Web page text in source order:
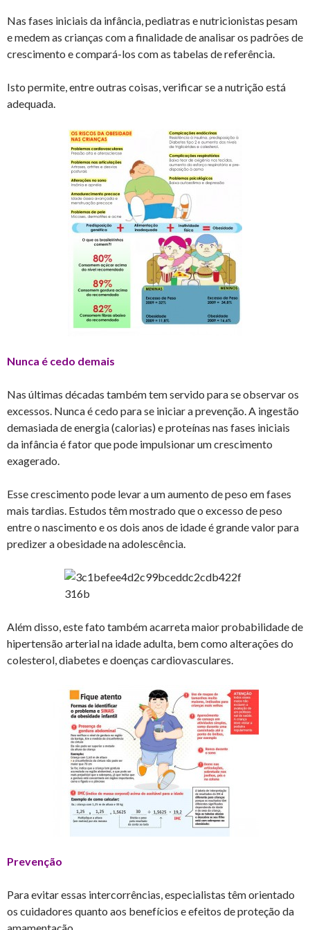
Nas fases iniciais da infância, pediatras e nutricionistas pesam
e medem as crianças com a finalidade de analisar os padrões de
crescimento e compará-los com as tabelas de referência.
Isto permite, entre outras coisas, verificar se a nutrição está
adequada.
Nunca é cedo demais
Nas últimas décadas também tem servido para se observar os
excessos. Nunca é cedo para se iniciar a prevenção. A ingestão
demasiada de energia (calorias) e proteínas nas fases iniciais
da infância é fator que pode impulsionar um crescimento
exagerado.
Esse crescimento pode levar a um aumento de peso em fases
mais tardias. Estudos têm mostrado que o excesso de peso
entre o nascimento e os dois anos de idade é grande valor para
predizer a obesidade na adolescência.
Além disso, este fato também acarreta maior probabilidade de
hipertensão arterial na idade adulta, bem como alterações do
colesterol, diabetes e doenças cardiovasculares.
Prevenção
Para evitar essas intercorrências, especialistas têm orientado
os cuidadores quanto aos benefícios e efeitos de proteção da
amamentação.